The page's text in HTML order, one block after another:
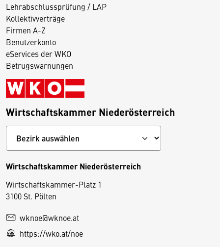
Lehrabschlussprüfung / LAP
Kollektivverträge
Firmen A-Z
Benutzerkonto
eServices der WKO
Betrugswarnungen
Wirtschaftskammer Niederösterreich
Wirtschaftskammer Niederösterreich
Wirtschaftskammer-Platz 1
3100 St. Pölten
wknoe@wknoe.at
https://wko.at/noe
D
e
s